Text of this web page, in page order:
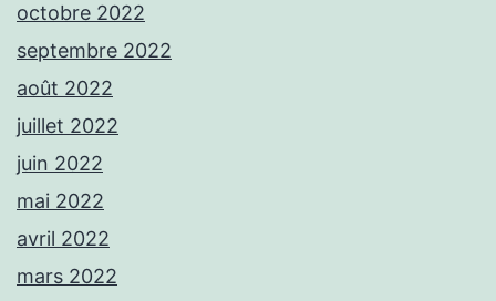
octobre 2022
septembre 2022
août 2022
juillet 2022
juin 2022
mai 2022
avril 2022
mars 2022